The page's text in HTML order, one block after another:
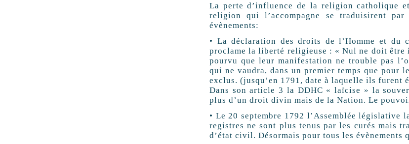
La perte d’influence de la religion catholique
religion qui l’accompagne se traduisirent
évènements:
• La déclaration des droits de l’Homme et
proclame la liberté religieuse : « Nul ne doit être
pourvu que leur manifestation ne trouble pas
qui ne vaudra, dans un premier temps que pour
exclus. (jusqu’en 1791, date à laquelle ils furent
Dans son article 3 la DDHC « laïcise » la
plus d’un droit divin mais de la Nation. Le
• Le 20 septembre 1792 l’Assemblée
registres ne sont plus tenus par les curés mais
d’état civil. Désormais pour tous les évènements